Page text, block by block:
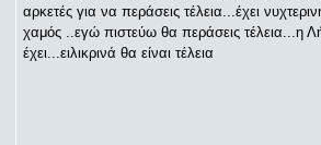
αρκετές για να περάσεις τέλεια...έχει
χαμός ..εγώ πιστεύω θα περάσεις τέλεια...η
έχει...ειλικρινά θα είναι τέλεια